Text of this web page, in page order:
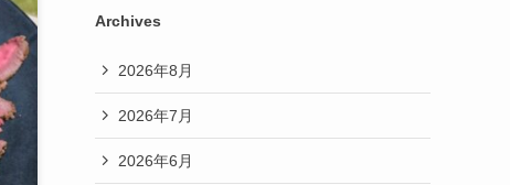
Archives
2026年8月
2026年7月
2026年6月